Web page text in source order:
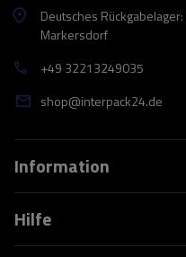
Deutsches
Markersdorf
+49 32213249035
shop@interpack24.de
Information
Hilfe